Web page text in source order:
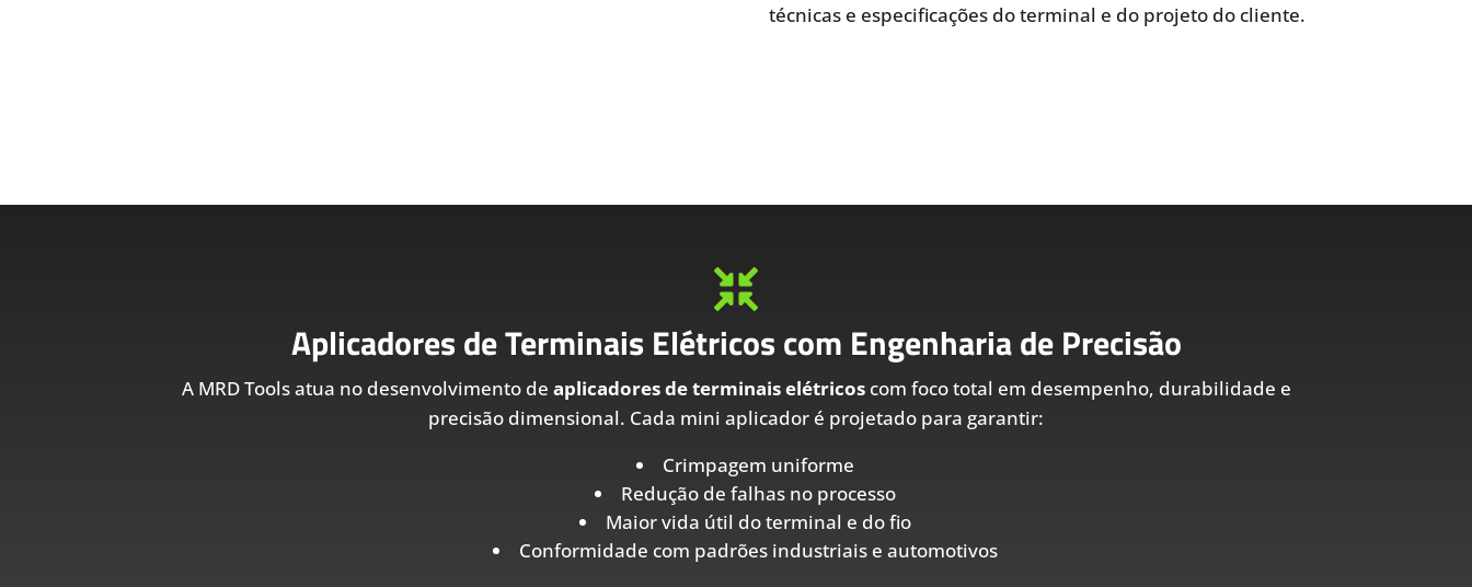
técnicas e especificações do terminal e do projeto do cliente.

Aplicadores de Terminais Elétricos com Engenharia de Precisão
A MRD Tools atua no desenvolvimento de aplicadores de terminais elétricoscom foco total em desempenho, durabilidade e
precisão dimensional. Cada mini aplicador é projetado para garantir:
Crimpagem uniforme
Redução de falhas no processo
Maior vida útil do terminal e do fio
Conformidade com padrões industriais e automotivos